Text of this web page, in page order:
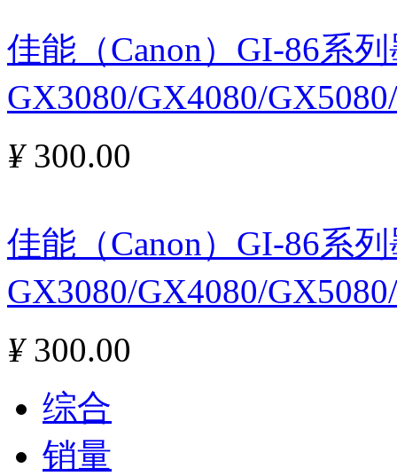
佳能（Canon）GI-86系
GX3080/GX4080/
¥300.00
佳能（Canon）GI-86系
GX3080/GX4080/
¥300.00
综合
销量